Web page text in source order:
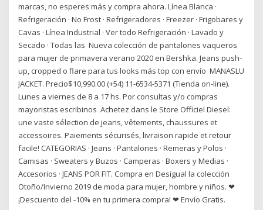
marcas, no esperes más y compra ahora. Línea Blanca ·
Refrigeración · No Frost · Refrigeradores · Freezer · Frigobares y
Cavas · Línea Industrial · Ver todo Refrigeración · Lavado y
Secado · Todas las Nueva colección de pantalones vaqueros
para mujer de primavera verano 2020 en Bershka. Jeans push-
up, cropped o flare para tus looks más top con envío MANASLU
JACKET. Precio$10,990.00 (+54) 11-6534-5371 (Tienda on-line).
Lunes a viernes de 8 a 17 hs. Por consultas y/o compras
mayoristas escribinos Achetez dans le Store Officiel Diesel:
une vaste sélection de jeans, vêtements, chaussures et
accessoires. Paiements sécurisés, livraison rapide et retour
facile! CATEGORIAS · Jeans · Pantalones · Remeras y Polos ·
Camisas · Sweaters y Buzos · Camperas · Boxers y Medias ·
Accesorios · JEANS POR FIT. Compra en Desigual la colección
Otoño/Invierno 2019 de moda para mujer, hombre y niños. ❤
¡Descuento del -10% en tu primera compra! ❤ Envío Gratis.